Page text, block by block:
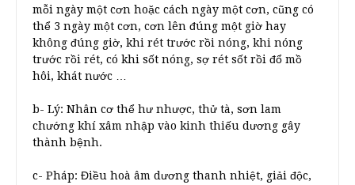
mỗi ngày một cơn hoặc cách ngày một cơn, cũng có
thể 3 ngày một cơn, cơn lên đúng một giờ hay
không đúng giờ, khi rét trước rồi nóng, khi nóng
trước rồi rét, có khi sốt nóng, sợ rét sốt rồi đổ mồ
hôi, khát nước …
b- Lý: Nhân cơ thể hư nhược, thử tà, sơn lam
chướng khí xâm nhập vào kinh thiếu dương gây
thành bệnh.
c- Pháp: Điều hoà âm dương thanh nhiệt, giải độc,